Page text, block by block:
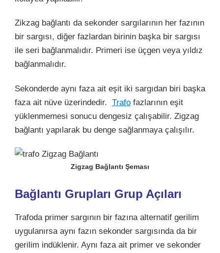
Zikzag bağlantı da sekonder sargılarının her fazının
bir sargısı, diğer fazlardan birinin başka bir sargısı
ile seri bağlanmalıdır. Primeri ise üçgen veya yıldız
bağlanmalıdır.
Sekonderde aynı faza ait eşit iki sargıdan biri başka
faza ait nüve üzerindedir. Trafo fazlarının eşit
yüklenmemesi sonucu dengesiz çalışabilir. Zigzag
bağlantı yapılarak bu denge sağlanmaya çalışılır.
Zigzag Bağlantı Şeması
Bağlantı Grupları Grup Açıları
Trafoda primer sargının bir fazına alternatif gerilim
uygulanırsa aynı fazın sekonder sargısında da bir
gerilim indüklenir. Aynı faza ait primer ve sekonder